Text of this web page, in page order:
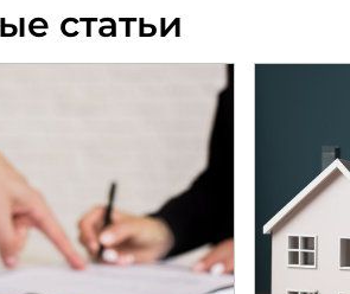
статьи